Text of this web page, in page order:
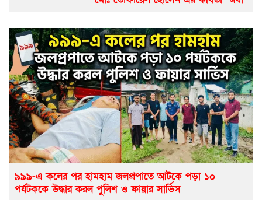
৯৯৯-এ কলের পর হামহাম জলপ্রপাতে আটকে পড়া ১০
পর্যটককে উদ্ধার করল পুলিশ ও ফায়ার সার্ভিস